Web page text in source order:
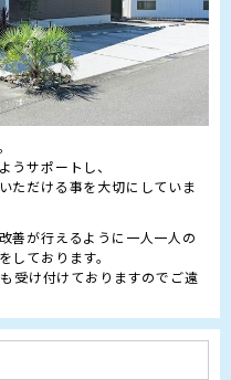
うサポートし、
ただける事を大切にしていま
善が行えるように一人一人の
しております。
受け付けておりますのでご遠